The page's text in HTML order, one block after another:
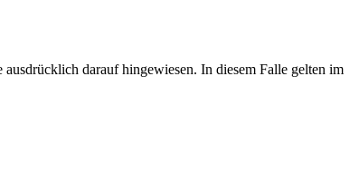
darauf hingewiesen. In diesem Falle gelten im